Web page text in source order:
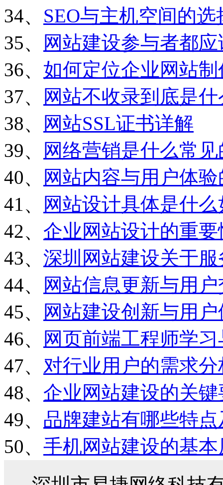
34、 SEO与主机空间的选
35、
网站建设参与者都
36、 如何定位企业网站
37、
网站不收录到底是
38、
网站SSL证书详解
39、
网络营销是什么常
40、
网站内容与用户体
41、
网站设计具体是什
42、 企业网站设计的重要
43、 深圳网站建设关于
44、
网站信息更新与用
45、
网站建设创新与用
46、
网页前端工程师学
47、 对行业用户的需求
48、 企业网站建设的关
49、 品牌建站有哪些特
50、 手机网站建设的基本